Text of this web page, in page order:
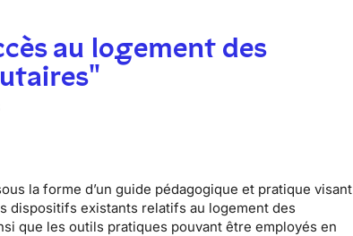
au logement des
la forme d’un guide pédagogique et pratique visant
dispositifs existants relatifs au logement des
que les outils pratiques pouvant être employés en